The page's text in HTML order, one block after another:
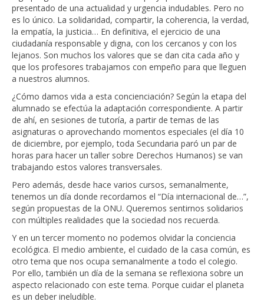
presentado de una actualidad y urgencia indudables. Pero no
es lo único. La solidaridad, compartir, la coherencia, la verdad,
la empatía, la justicia… En definitiva, el ejercicio de una
ciudadanía responsable y digna, con los cercanos y con los
lejanos. Son muchos los valores que se dan cita cada año y
que los profesores trabajamos con empeño para que lleguen
a nuestros alumnos.
¿Cómo damos vida a esta concienciación? Según la etapa del
alumnado se efectúa la adaptación correspondiente. A partir
de ahí, en sesiones de tutoría, a partir de temas de las
asignaturas o aprovechando momentos especiales (el día 10
de diciembre, por ejemplo, toda Secundaria paró un par de
horas para hacer un taller sobre Derechos Humanos) se van
trabajando estos valores transversales.
Pero además, desde hace varios cursos, semanalmente,
tenemos un día donde recordamos el “Día internacional de…”,
según propuestas de la ONU. Queremos sentirnos solidarios
con múltiples realidades que la sociedad nos recuerda.
Y en un tercer momento no podemos olvidar la conciencia
ecológica. El medio ambiente, el cuidado de la casa común, es
otro tema que nos ocupa semanalmente a todo el colegio.
Por ello, también un día de la semana se reflexiona sobre un
aspecto relacionado con este tema. Porque cuidar el planeta
es un deber ineludible.